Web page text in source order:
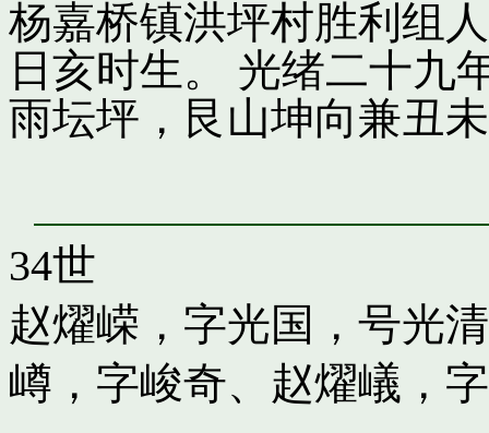
杨嘉桥镇洪坪村胜利组
日亥时生。 光绪二十九
雨坛坪，艮山坤向兼丑
34世
赵燿嵘，字光国，号光清
嶟，字峻奇、 赵燿嶬，